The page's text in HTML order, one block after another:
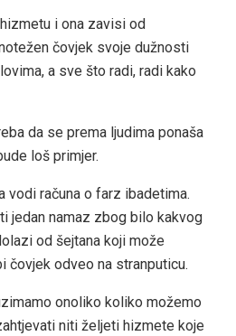
i ona zavisi od
čovjek svoje dužnosti
a sve što radi, radi kako
da se prema ljudima ponaša
loš primjer.
vodi računa o farz ibadetima.
jedan namaz zbog bilo kakvog
od šejtana koji može
čovjek odveo na stranputicu.
onoliko koliko možemo
niti željeti hizmete koje